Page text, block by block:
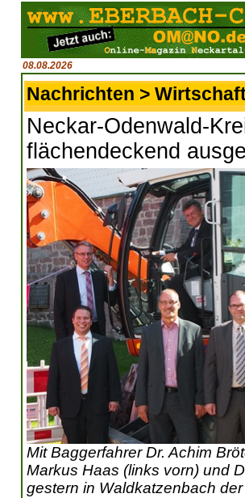
08.08.2026
Nachrichten >
Neckar-Odenwald-
flächendeckend
Mit Baggerfahrer Dr. Achim
Markus Haas (links vorn) und
gestern in Waldkatzenbach